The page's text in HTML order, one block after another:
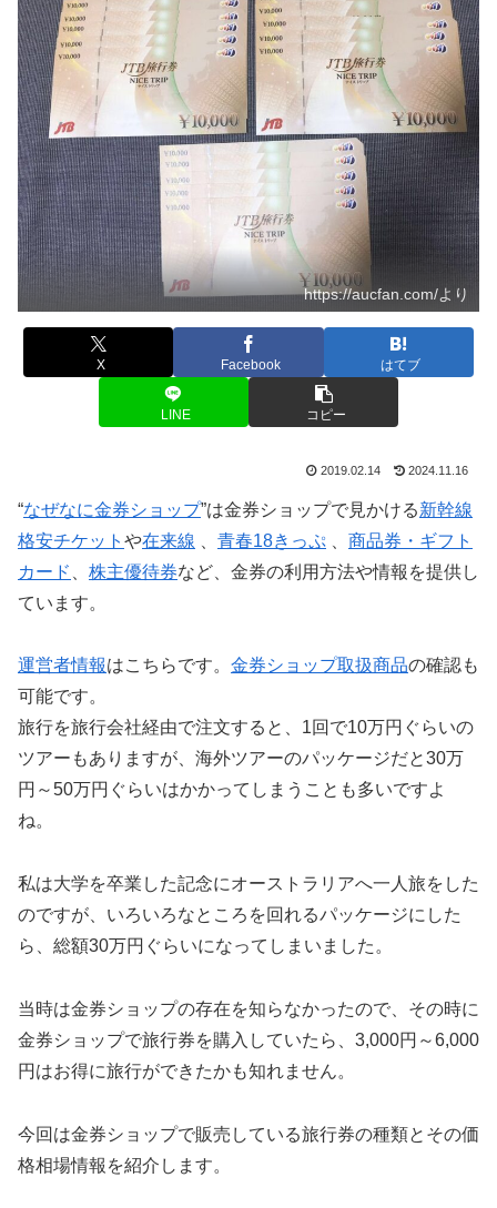
https://aucfan.com/より
X Facebook はてブ
LINE コピー
2019.02.14 2024.11.16
“なぜなに金券ショップ”は金券ショップで見かける新幹線
格安チケット や在来線 青春18きっぷ
商品券・ギフト
カード
株主優待券など、金券の利用方法や情報を提供し
ています。
運営者情報はこちらです。 金券ショップ取扱商品の確認も
可能です。
旅行を旅行会社経由で注文すると、1回で10万円ぐらいの
ツアーもありますが、海外ツアーのパッケージだと30万
円～50万円ぐらいはかかってしまうことも多いですよ
ね。
私は大学を卒業した記念にオーストラリアへ一人旅をした
のですが、いろいろなところを回れるパッケージにした
ら、総額30万円ぐらいになってしまいました。
当時は金券ショップの存在を知らなかったので、その時に
金券ショップで旅行券を購入していたら、3,000円～6,000
円はお得に旅行ができたかも知れません。
今回は金券ショップで販売している旅行券の種類とその価
格相場情報を紹介します。